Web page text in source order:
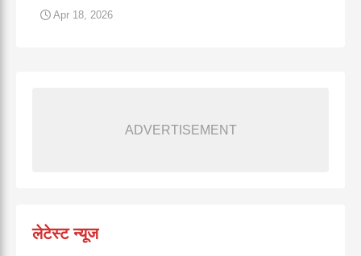
Apr 18, 2026
ADVERTISEMENT
लेटेस्ट न्यूज